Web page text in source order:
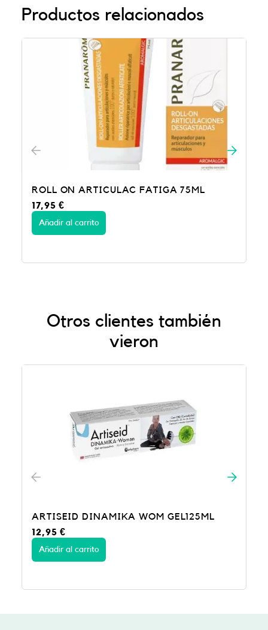
Productos relacionados
FISIOCREM GEL ACTIVE 60 ML
Añadir al carrito
Otros clientes también
vieron
GEL125ML
ARTISEID GEL FORTE 75 ML